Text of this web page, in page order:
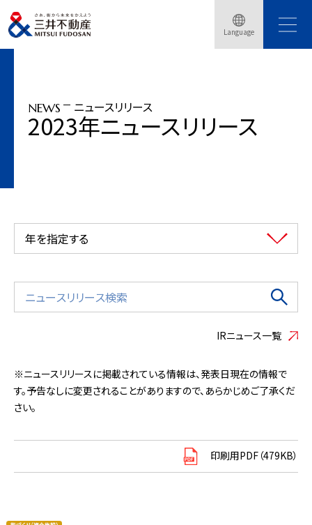
Language
トップページ ニュースリリース
「神宮外苑地区第一種市街地再開発事業」施行認可のお知らせ
NEWS ニュースリリース
2023年ニュースリリース
年を指定する
IRニュース一覧
※ニュースリリースに掲載されている情報は、発表日現在の情報で
す。予告なしに変更されることがありますので、あらかじめご了承くだ
さい。
印刷用PDF（479KB）